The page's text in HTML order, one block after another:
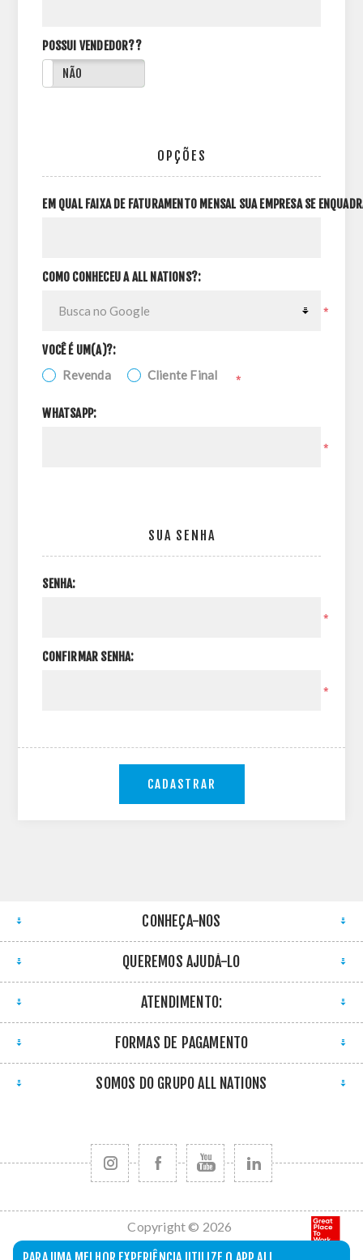
POSSUI VENDEDOR??
NÃO
OPÇÕES
EM QUAL FAIXA DE FATURAMENTO MENSAL SUA EMPRESA SE
COMO CONHECEU A ALL NATIONS?:
*
VOCÊ É UM(A)?:
Revenda Cliente Final *
WHATSAPP:
*
SUA SENHA
SENHA:
*
CONFIRMAR SENHA:
*
CADASTRAR
CONHEÇA-NOS
QUEREMOS AJUDÁ-LO
ATENDIMENTO:
FORMAS DE PAGAMENTO
SOMOS DO GRUPO ALL NATIONS
Copyright © 2026
All Nations. Todos